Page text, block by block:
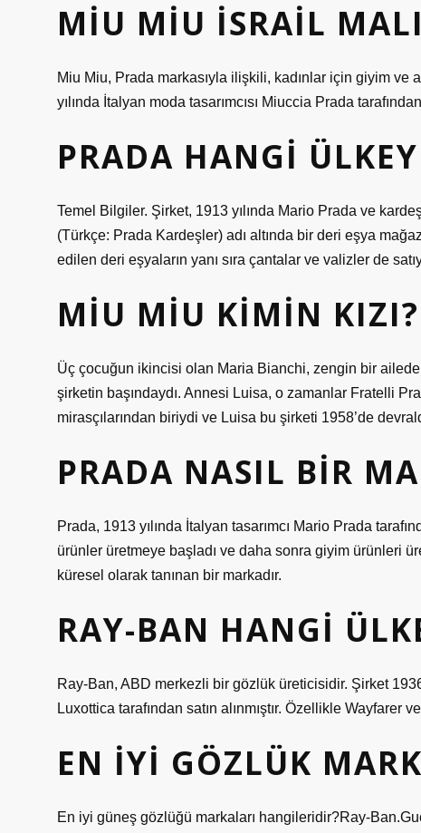
MIU MIU İSRAIL
Miu Miu, Prada markasıyla ilişkili, kadınlar için giyim
yılında İtalyan moda tasarımcısı Miuccia Prada tarafından
PRADA HANGI
Temel Bilgiler. Şirket, 1913 yılında Mario Prada ve
(Türkçe: Prada Kardeşler) adı altında bir deri eşya
edilen deri eşyaların yanı sıra çantalar ve valizler de
MIU MIU KIMIN KIZI?
Üç çocuğun ikincisi olan Maria Bianchi, zengin bir
şirketin başındaydı. Annesi Luisa, o zamanlar Fratelli
mirasçılarından biriydi ve Luisa bu şirketi 1958’de
PRADA NASIL BIR
Prada, 1913 yılında İtalyan tasarımcı Mario Prada
ürünler üretmeye başladı ve daha sonra giyim ürünleri
küresel olarak tanınan bir markadır.
RAY-BAN HANGI
Ray-Ban, ABD merkezli bir gözlük üreticisidir. Şirket
Luxottica tarafından satın alınmıştır. Özellikle Wayfarer
EN IYI GÖZLÜK
En iyi güneş gözlüğü markaları hangileridir?Ray-